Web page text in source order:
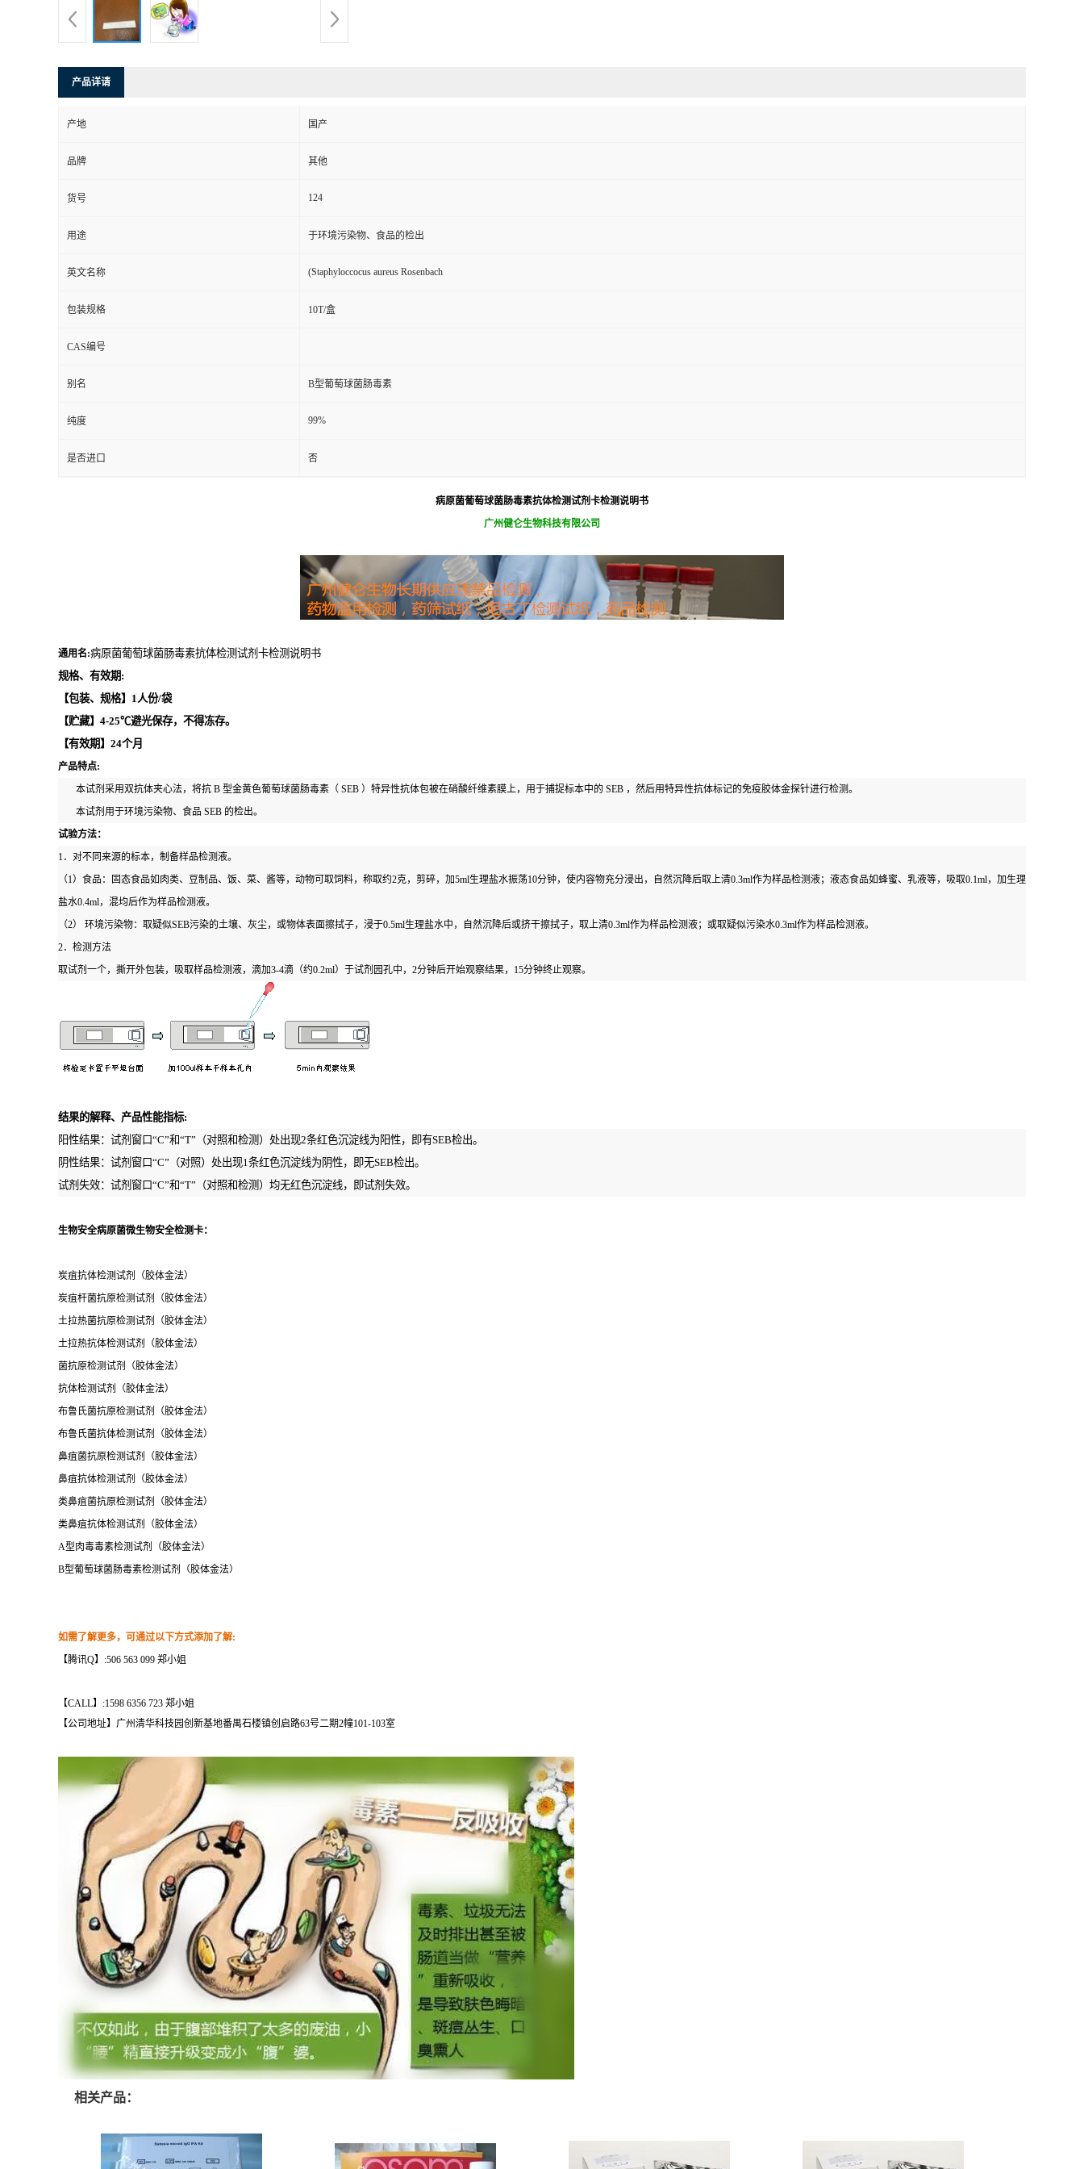
产品详请
产地 国产
品牌 其他
货号 124
用途 于环境污染物、食品的检出
英文名称 (Staphyloccocus aureus Rosenbach
包装规格 10T/盒
CAS编号
别名 B型葡萄球菌肠毒素
纯度 99%
是否进口 否
病原菌葡萄球菌肠毒素抗体检测试剂卡检测说明书
广州健仑生物科技有限公司
通用名:病原菌葡萄球菌肠毒素抗体检测试剂卡检测说明书
规格、有效期:
【包装、规格】 1人份/袋
【贮藏】 4-25℃避光保存，不得冻存。
【有效期】 24个月
产品特点:
本试剂采用双抗体夹心法，将抗 B 型金黄色葡萄球菌肠毒素（ SEB ）特异性抗体包被在硝酸纤维素膜上，用于捕捉标本中的 SEB ，然后用特异性抗体标记的免疫胶体金探针进行检测。
本试剂用于环境污染物、食品 SEB 的检出。
试验方法：
1．对不同来源的标本，制备样品检测液。
（1）食品：固态食品如肉类、豆制品、饭、菜、酱等，动物可取饲料，称取约2克，剪碎，加5ml生理盐水振荡10分钟，使内容物充分浸出，自然沉降后取上清0.3ml作为样品检测液；液态食品如蜂蜜、乳液等，吸取0.1ml，加生理
盐水0.4ml，混均后作为样品检测液。
（2） 环境污染物：取疑似SEB污染的土壤、灰尘，或物体表面擦拭子，浸于0.5ml生理盐水中，自然沉降后或挤干擦拭子，取上清0.3ml作为样品检测液；或取疑似污染水0.3ml作为样品检测液。
2．检测方法
取试剂一个，撕开外包装，吸取样品检测液，滴加3-4滴（约0.2ml）于试剂园孔中， 2分钟后开始观察结果， 15分钟终止观察。
结果的解释、产品性能指标:
阳性结果：试剂窗口“C”和“T”（对照和检测）处出现2条红色沉淀线为阳性，即有SEB检出。
阴性结果：试剂窗口“C”（对照）处出现1条红色沉淀线为阴性，即无SEB检出。
试剂失效：试剂窗口“C”和“T”（对照和检测）均无红色沉淀线，即试剂失效。
生物安全病原菌微生物安全检测卡：
炭疽抗体检测试剂（胶体金法）
炭疽杆菌抗原检测试剂（胶体金法）
土拉热菌抗原检测试剂（胶体金法）
土拉热抗体检测试剂（胶体金法）
菌抗原检测试剂（胶体金法）
抗体检测试剂（胶体金法）
布鲁氏菌抗原检测试剂（胶体金法）
布鲁氏菌抗体检测试剂（胶体金法）
鼻疽菌抗原检测试剂（胶体金法）
鼻疽抗体检测试剂（胶体金法）
类鼻疽菌抗原检测试剂（胶体金法）
类鼻疽抗体检测试剂（胶体金法）
A型肉毒毒素检测试剂（胶体金法）
B型葡萄球菌肠毒素检测试剂（胶体金法）
如需了解更多，可通过以下方式添加了解:
【腾讯Q】:506 563 099 郑小姐
【CALL】:1598 6356 723 郑小姐
【公司地址】广州清华科技园创新基地番禺石楼镇创启路63号二期2幢101-103室
相关产品：